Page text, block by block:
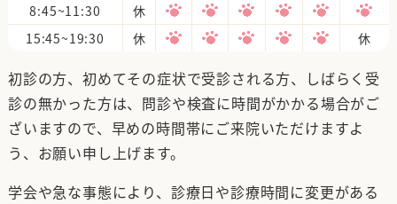
8:45~11:30
休
15:45~19:30
休 休
初診の方、初めてその症状で受診される方、しばらく受
診の無かった方は、問診や検査に時間がかかる場合がご
ざいますので、早めの時間帯にご来院いただけますよ
う、お願い申し上げます。
学会や急な事態により、診療日や診療時間に変更がある